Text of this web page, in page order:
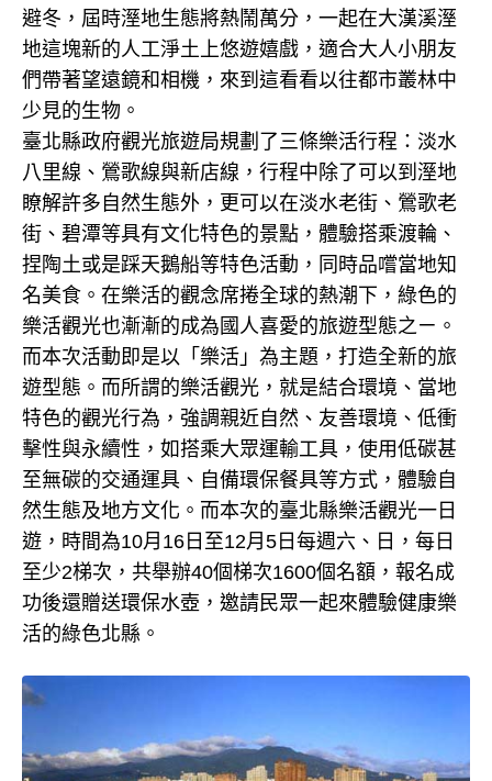
避冬，屆時溼地生態將熱鬧萬分，一起在大漢溪溼
地這塊新的人工淨土上悠遊嬉戲，適合大人小朋友
們帶著望遠鏡和相機，來到這看看以往都市叢林中
少見的生物。
臺北縣政府觀光旅遊局規劃了三條樂活行程：淡水
八里線、鶯歌線與新店線，行程中除了可以到溼地
瞭解許多自然生態外，更可以在淡水老街、鶯歌老
街、碧潭等具有文化特色的景點，體驗搭乘渡輪、
捏陶土或是踩天鵝船等特色活動，同時品嚐當地知
名美食。在樂活的觀念席捲全球的熱潮下，綠色的
樂活觀光也漸漸的成為國人喜愛的旅遊型態之ㄧ。
而本次活動即是以「樂活」為主題，打造全新的旅
遊型態。而所謂的樂活觀光，就是結合環境、當地
特色的觀光行為，強調親近自然、友善環境、低衝
擊性與永續性，如搭乘大眾運輸工具，使用低碳甚
至無碳的交通運具、自備環保餐具等方式，體驗自
然生態及地方文化。而本次的臺北縣樂活觀光一日
遊，時間為10月16日至12月5日每週六、日，每日
至少2梯次，共舉辦40個梯次1600個名額，報名成
功後還贈送環保水壺，邀請民眾一起來體驗健康樂
活的綠色北縣。